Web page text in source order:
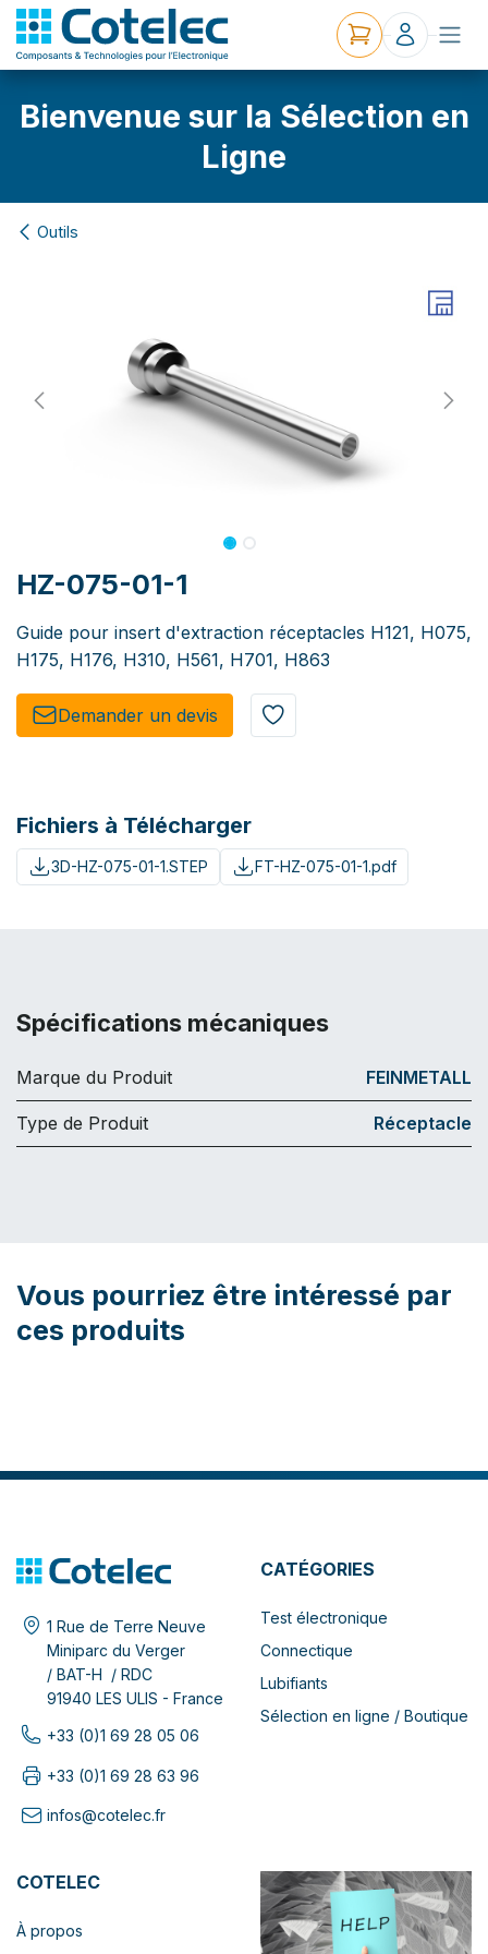
Bienvenue sur la Sélection en
Ligne
Outils
HZ-075-01-1
Guide pour insert d'extraction réceptacles H121, H075,
H175, H176, H310, H561, H701, H863
Demander un de​​vis​​
Fichiers à Télécharger
3D-HZ-075-01-1.STEP FT-HZ-075-01-1.pdf
Spécifications mécaniques
Marque du Produit FEINMETALL
Type de Produit Réceptacle
Vous pourriez être intéressé par
ces produits
1 Rue de Terre Neuve
Miniparc du Verger
/ BAT-H / RDC
91940 LES ULIS - France
+33 (0)1 69 28 05 06
+33 (0)1 69 28 63 96
infos@cotelec.fr
CATÉGORIES
Test électronique
Connectique
Lubifiants
Sélection en ligne / Boutique
COTELEC
À propos